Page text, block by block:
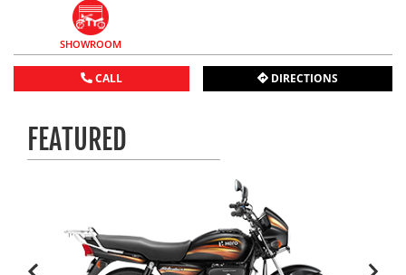
SHOWROOM
CALL DIRECTIONS
FEATURED